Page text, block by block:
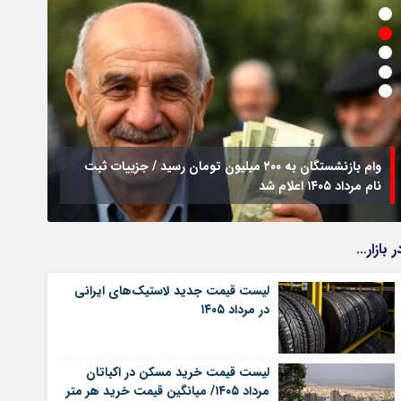
وام بازنشستگان به ۲۰۰ میلیون تومان رسید / جزییات ثبت
نام مرداد ۱۴۰۵ اعلام شد
بازار…
لیست قیمت جدید لاستیک‌های ایرانی
در مرداد ۱۴۰۵
لیست قیمت خرید مسکن در اکباتان
مرداد ۱۴۰۵/ میانگین قیمت خرید هر متر